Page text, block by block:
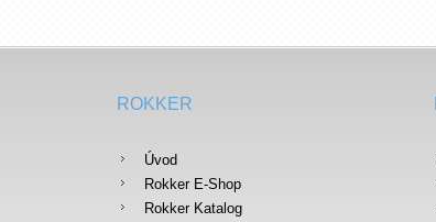
ROKKER
Úvod
Rokker E-Shop
Rokker Katalog